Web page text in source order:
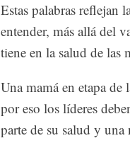
Estas palabras reflejan
entender, más allá del
tiene en la salud de las
Una mamá en etapa de
por eso los líderes
parte de su salud y una